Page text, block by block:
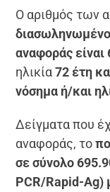
Ο αριθμός των
αναφοράς είναι
ηλικία72 έτη
νόσημα ή/και
Δείγματα που
αναφοράς, το
σε σύνολο
PCR/Rapid-Ag)